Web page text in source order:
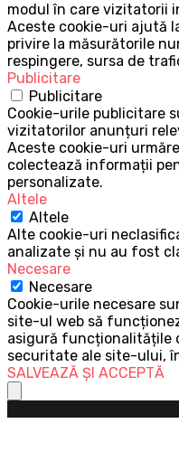
modul în care vizitatorii
Aceste cookie-uri ajută
privire la măsurătorile
respingere, sursa de
Publicitare
Publicitare
Cookie-urile publicitare
vizitatorilor anunțuri
Aceste cookie-uri
colectează informații
personalizate.
Altele
Altele
Alte cookie-uri
analizate și nu au fost
Necesare
Necesare
Cookie-urile necesare
site-ul web să
asigură funcționalitățile
securitate ale site-ului,
SALVEAZĂ ȘI ACCEPTĂ